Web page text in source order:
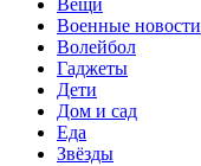
Военные новости
Волейбол
Гаджеты
Дети
Дом и сад
Еда
Звёзды